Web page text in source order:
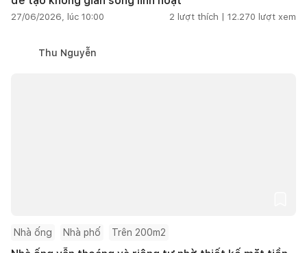
27/06/2026, lúc 10:00 2 lượt thích | 12.270 lượt xem
Thu Nguyễn
Nhà ống Nhà phố Trên 200m2